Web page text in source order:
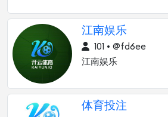
江南娱乐
101 • @fd6ee
江南娱乐
体育投注